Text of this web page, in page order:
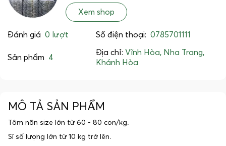
Xem shop
Đánh giá 0 lượt Số điện thoại: 0785701111
Sản phẩm 4
Địa chỉ: Vĩnh Hòa, Nha Trang,
Khánh Hòa
MÔ TẢ SẢN PHẨM
Tôm nõn size lớn từ 60 - 80 con/kg.
Sỉ số lượng lớn từ 10 kg trở lên.